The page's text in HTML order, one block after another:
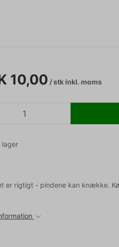
10,00 / stkinkl. moms
lager
er rigtigt - pindene kan knække.